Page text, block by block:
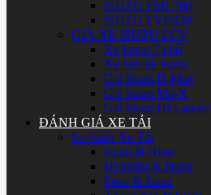
ISUZU FSR 700
ISUZU FVR900
GIÁ XE ISUZU LCV
Xe Isuzu 7 chổ
Xe bán tải Isuzu
Giá Isuzu D-Max
Giá Isuzu Mu-X
Giá Isuzu Hi-Lander
ĐÁNH GIÁ XE TẢI
So Sánh Xe Tải
Isuzu & Hino
Hyundai & Isuzu
Fuso & Isuzu